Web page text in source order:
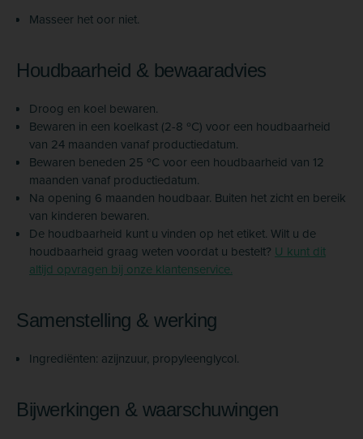
Masseer het oor niet.
Houdbaarheid & bewaaradvies
Droog en koel bewaren.
Bewaren in een koelkast (2-8 ºC) voor een houdbaarheid
van 24 maanden vanaf productiedatum.
Bewaren beneden 25 ºC voor een houdbaarheid van 12
maanden vanaf productiedatum.
Na opening 6 maanden houdbaar. Buiten het zicht en bereik
van kinderen bewaren.
De houdbaarheid kunt u vinden op het etiket. Wilt u de
houdbaarheid graag weten voordat u bestelt? U kunt dit
altijd opvragen bij onze klantenservice.
Samenstelling & werking
Ingrediënten: azijnzuur, propyleenglycol.
Bijwerkingen & waarschuwingen